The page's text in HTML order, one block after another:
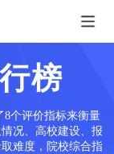
榜
个评价指标来衡量
况、高校建设、报
难度，院校综合指